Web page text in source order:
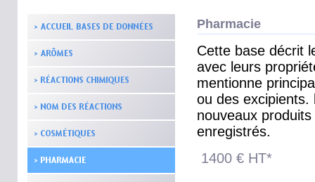
Pharmacie
Cette base décrit
avec leurs
mentionne
ou des excipients.
nouveaux
enregistrés.
1400 € HT*